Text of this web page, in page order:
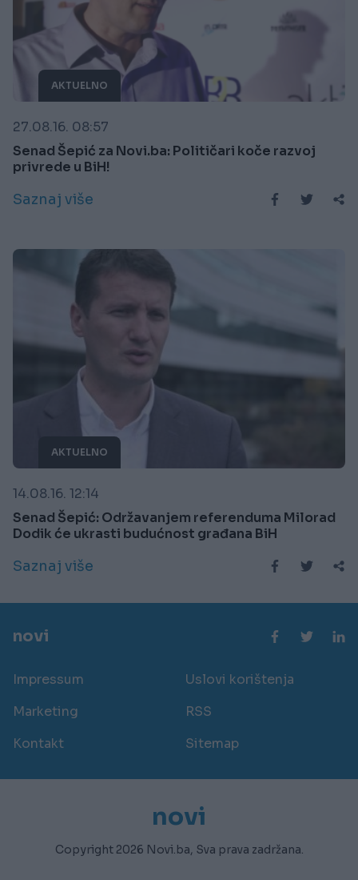
AKTUELNO
27.08.16. 08:57
Senad Šepić za Novi.ba: Političari koče razvoj
privrede u BiH!
Saznaj više
AKTUELNO
14.08.16. 12:14
Senad Šepić: Održavanjem referenduma Milorad
Dodik će ukrasti budućnost građana BiH
Saznaj više
novi
Impressum
Uslovi korištenja
Marketing
RSS
Kontakt
Sitemap
novi
Copyright 2026 Novi.ba, Sva prava zadržana.